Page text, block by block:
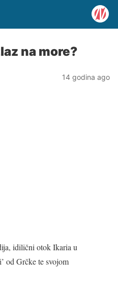
na more?
14 godina ago
idilični otok Ikaria u
od Grčke te svojom